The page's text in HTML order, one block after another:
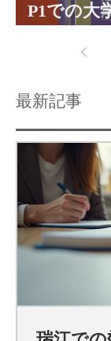
P1での大
最新記事